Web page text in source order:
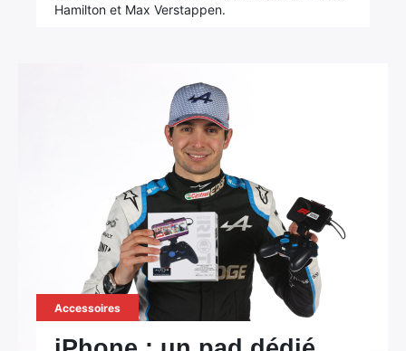
Hamilton et Max Verstappen.
Accessoires